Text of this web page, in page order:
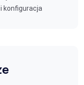
konfiguracja